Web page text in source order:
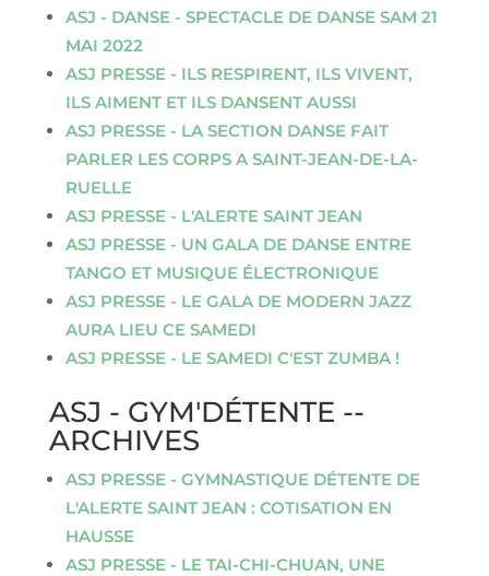
ASJ - DANSE - SPECTACLE DE DANSE SAM 21
MAI 2022
ASJ PRESSE - ILS RESPIRENT, ILS VIVENT,
ILS AIMENT ET ILS DANSENT AUSSI
ASJ PRESSE - LA SECTION DANSE FAIT
PARLER LES CORPS A SAINT-JEAN-DE-LA-
RUELLE
ASJ PRESSE - L'ALERTE SAINT JEAN
ASJ PRESSE - UN GALA DE DANSE ENTRE
TANGO ET MUSIQUE ÉLECTRONIQUE
ASJ PRESSE - LE GALA DE MODERN JAZZ
AURA LIEU CE SAMEDI
ASJ PRESSE - LE SAMEDI C'EST ZUMBA !
ASJ - GYM'DÉTENTE --
ARCHIVES
ASJ PRESSE - GYMNASTIQUE DÉTENTE DE
L'ALERTE SAINT JEAN : COTISATION EN
HAUSSE
ASJ PRESSE - LE TAI-CHI-CHUAN, UNE